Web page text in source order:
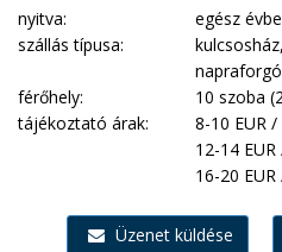
nyitva:
egész
szállás típusa:
férőhely:
10 szoba
tájékoztató árak:
8-10 EUR
12-14
16-20
Üzenet küldése